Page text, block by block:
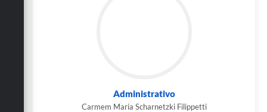
Administrativo
Carmem Maria Scharnetzki Filippetti